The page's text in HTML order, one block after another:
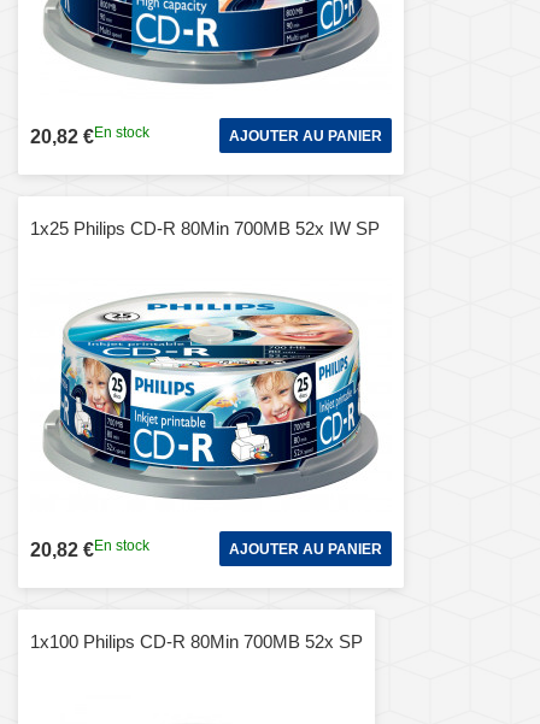
20,82 €En stock AJOUTER AU PANIER
1x25 Philips CD-R 80Min 700MB 52x IW SP
20,82 €En stock AJOUTER AU PANIER
1x100 Philips CD-R 80Min 700MB 52x SP